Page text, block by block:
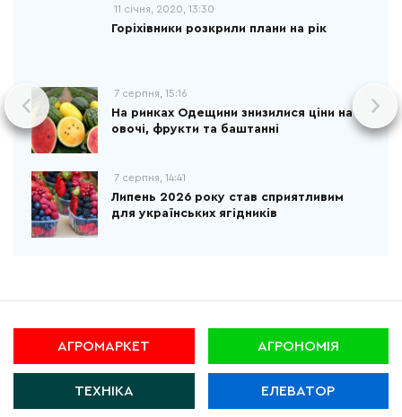
11 січня, 2020, 13:30
Горіхівники розкрили плани на рік
7 серпня, 15:16
На ринках Одещини знизилися ціни на
овочі, фрукти та баштанні
7 серпня, 14:41
Липень 2026 року став сприятливим
для українських ягідників
АГРОМАРКЕТ АГРОНОМІЯ
ТЕХНІКА ЕЛЕВАТОР